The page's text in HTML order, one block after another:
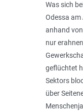
Was sich
Odessa am
anhand
nur
geflüchtet
Sektors
über